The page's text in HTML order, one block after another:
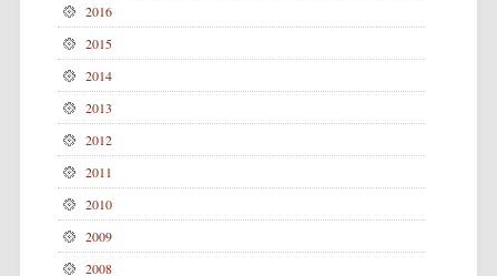
2016
2015
2014
2013
2012
2011
2010
2009
2008